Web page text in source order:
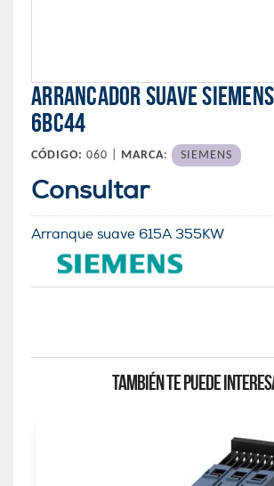
ARRANCADOR SUAVE
6BC44
CÓDIGO: 060 | MARCA: SIEMENS
Consultar
Arranque suave 615A 355KW
TAMBIÉN TE PUEDE